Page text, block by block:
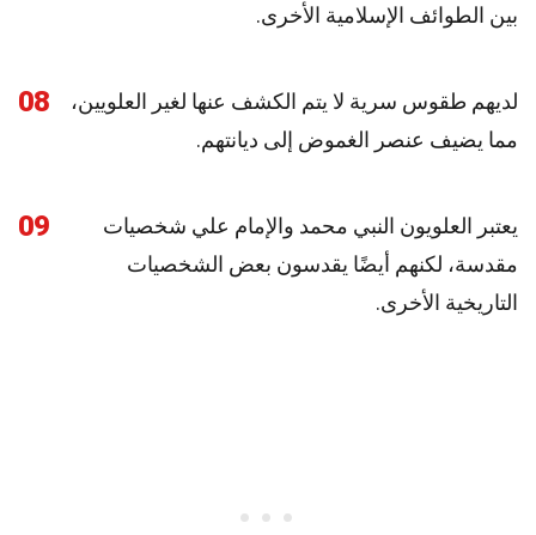
بين الطوائف الإسلامية الأخرى.
08
لديهم طقوس سرية لا يتم الكشف عنها لغير العلويين،
مما يضيف عنصر الغموض إلى ديانتهم.
09
يعتبر العلويون النبي محمد والإمام علي شخصيات
مقدسة، لكنهم أيضًا يقدسون بعض الشخصيات
التاريخية الأخرى.